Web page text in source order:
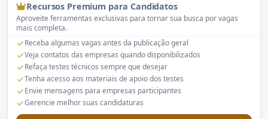
Recursos Premium para Candidatos
Aproveite ferramentas exclusivas para tornar sua busca por vagas
mais completa.
Receba algumas vagas antes da publicação geral
Veja contatos das empresas quando disponibilizados
Refaça testes técnicos sempre que desejar
Tenha acesso aos materiais de apoio dos testes
Envie mensagens para empresas participantes
Gerencie melhor suas candidaturas